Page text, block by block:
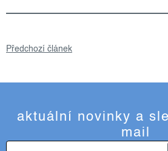
Předchozí článek
aktuální novinky a
mail